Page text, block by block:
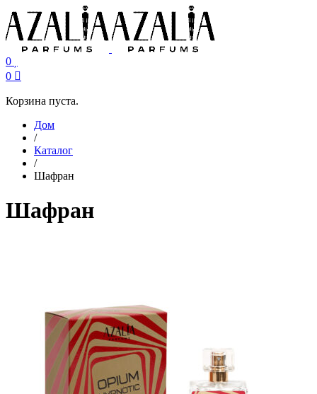
0
0
Корзина пуста.
Дом
/
Каталог
/
Шафран
Шафран